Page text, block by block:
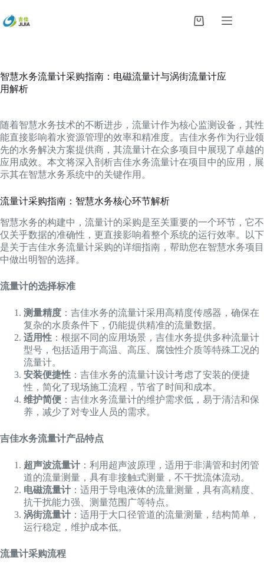
过
内
购
智慧水务流量计采购指南：电磁流量计与涡街流量计应
用解析
随着智慧水务技术的不断进步，流量计作为核心监测设备，其性
能直接影响着水资源管理的效率和精准度。吉佳水务作为行业领
先的水务解决方案提供商，其流量计在众多项目中展现了卓越的
应用成效。本文将深入剖析吉佳水务流量计在项目中的应用，展
示其在智慧水务系统中的关键作用。
流量计采购指南：智慧水务核心环节解析
智慧水务的构建中，流量计的采购是至关重要的一个环节，它不
仅关乎数据的准确性，更直接影响着整个系统的运行效率。以下
是关于吉佳水务流量计采购的详细指南，帮助您在智慧水务项目
中做出明智的选择。
流量计的选择标准
测量精度 ：吉佳水务的流量计采用高精度传感器，确保在
复杂的水质条件下，仍能提供精准的流量数据。
适用性 ：根据不同的应用场景，吉佳水务提供多种流量计
型号，包括适用于高温、高压、腐蚀性介质等特殊工况的
流量计。
安装便捷性 ：吉佳水务的流量计设计考虑了安装的便捷
性，简化了现场施工流程，节省了时间和成本。
维护简便 ：吉佳水务流量计的维护需求低，易于清洁和保
养，减少了对专业人员的需求。
吉佳水务流量计产品特点
超声波流量计 ：利用超声波原理，适用于非满管和封闭管
道的流量测量，具有非接触式测量，不干扰流体流动。
电磁流量计 ：适用于导电液体的流量测量，具有高精度、
抗干扰能力强、测量范围广等特点。
涡街流量计 ：适用于大口径管道的流量测量，结构简单，
运行稳定，维护成本低。
流量计采购流程